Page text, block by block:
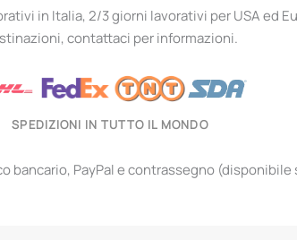
in Italia, 2/3 giorni lavorativi per USA ed
contattaci per informazioni.
SPEDIZIONI IN TUTTO IL MONDO
bancario, PayPal e contrassegno (disponibile